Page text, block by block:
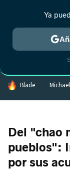
HOY SE HABLA DE
Blade
Del "chao
pueblos":
por sus
Ya